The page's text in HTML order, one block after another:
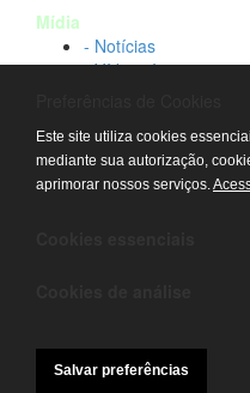
Mídia
- Notícias
- Vídeos Institucionais
Contato
- Fale conosco
- Trabalhe conosco
Este site utiliza cookies
mediante sua autorização,
aprimorar nossos serviços.
Salvar preferências